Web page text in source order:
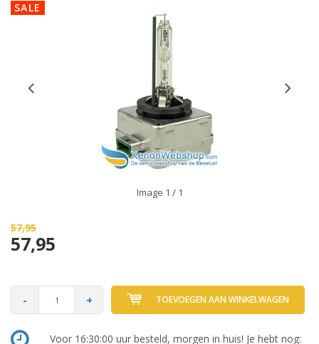
SALE
Image 1 / 1
57,95
57,95
- + TOEVOEGEN AAN WINKELWAGEN
Voor 16:30:00 uur besteld, morgen in huis! Je hebt nog: